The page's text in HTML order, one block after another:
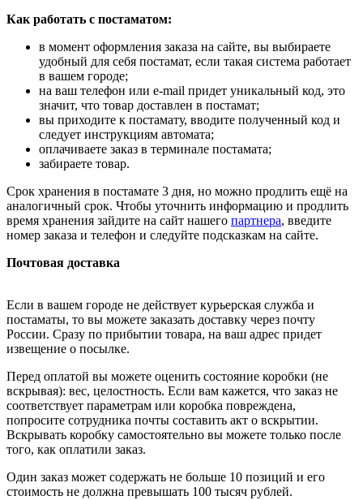
Как работать с постаматом:
в момент оформления заказа на сайте, вы выбираете
удобный для себя постамат, если такая система работает
в вашем городе;
на ваш телефон или e-mail придет уникальный код, это
значит, что товар доставлен в постамат;
вы приходите к постамату, вводите полученный код и
следует инструкциям автомата;
оплачиваете заказ в терминале постамата;
забираете товар.
Срок хранения в постамате 3 дня, но можно продлить ещё на
аналогичный срок. Чтобы уточнить информацию и продлить
время хранения зайдите на сайт нашего партнера, введите
номер заказа и телефон и следуйте подсказкам на сайте.
Почтовая доставка
Если в вашем городе не действует курьерская служба и
постаматы, то вы можете заказать доставку через почту
России. Сразу по прибытии товара, на ваш адрес придет
извещение о посылке.
Перед оплатой вы можете оценить состояние коробки (не
вскрывая): вес, целостность. Если вам кажется, что заказ не
соответствует параметрам или коробка повреждена,
попросите сотрудника почты составить акт о вскрытии.
Вскрывать коробку самостоятельно вы можете только после
того, как оплатили заказ.
Один заказ может содержать не больше 10 позиций и его
стоимость не должна превышать 100 тысяч рублей.